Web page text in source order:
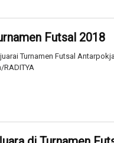
Futsal 2018
Turnamen Futsal